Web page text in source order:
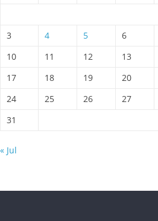
3
4 5 6
10
11 12 13
17
18 19 20
24
25 26 27
31
« Jul